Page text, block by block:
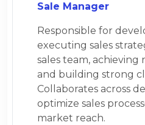
Sale Manager
Responsible for
executing sales
sales team,
and building strong
Collaborates across
optimize sales
market reach.